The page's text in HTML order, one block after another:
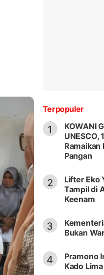
Terpopuler
1
KOWANI
UNESCO,
Ramaikan
Pangan
2
Lifter Eko
Tampil di
Keenam
3
Bukan
4
Pramono
Kado